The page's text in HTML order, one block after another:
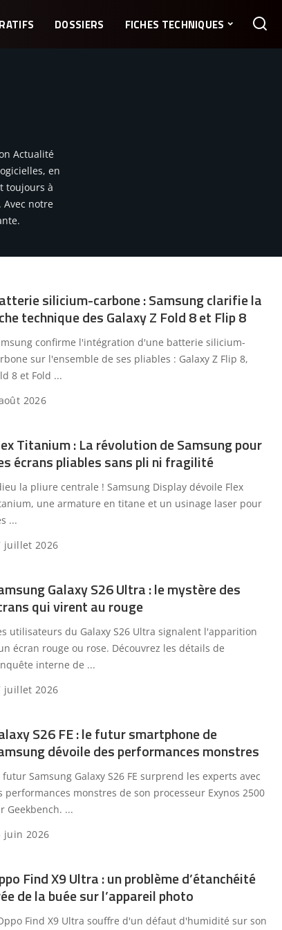
DOSSIERS FICHES TECHNIQUES
Actualité
en
toujours à
notre
silicium-carbone : Samsung clarifie la
technique des Galaxy Z Fold 8 et Flip 8
confirme l'intégration d'une batterie silicium-
sur l'ensemble de ses pliables : Galaxy Z Flip 8,
8 et Fold ...
2026
Titanium : La révolution de Samsung pour
écrans pliables sans pli ni fragilité
la pliure centrale ! Samsung Display dévoile Flex
une armature en titane et un usinage laser pour
...
juillet 2026
Galaxy S26 Ultra : le mystère des
qui virent au rouge
utilisateurs du Galaxy S26 Ultra signalent l'apparition
écran rouge ou rose. Découvrez les détails de
interne de ...
juillet 2026
S26 FE : le futur smartphone de
dévoile des performances monstres
futur Samsung Galaxy S26 FE surprend les experts avec
performances monstres de son processeur Exynos 2500
Geekbench. ...
juin 2026
Find X9 Ultra : un problème d’étanchéité
de la buée sur l’appareil photo
Find X9 Ultra souffre d'un défaut d'humidité sur son